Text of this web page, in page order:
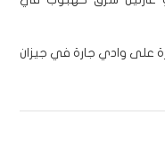
على وادي جارة في جيزان